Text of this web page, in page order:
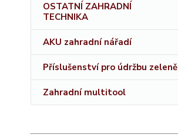
OSTATNÍ ZAHRADNÍ
TECHNIKA
AKU zahradní nářadí
Příslušenství pro údržbu zeleně
Zahradní multitool